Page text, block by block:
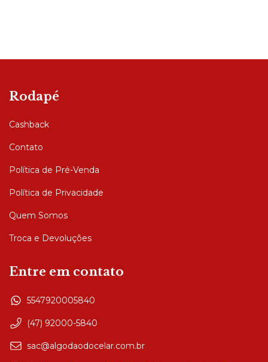
Rodapé
Cashback
Contato
Política de Pré-Venda
Política de Privacidade
Quem Somos
Troca e Devoluções
Entre em contato
5547920005840
(47) 92000-5840
sac@algodaodocelar.com.br